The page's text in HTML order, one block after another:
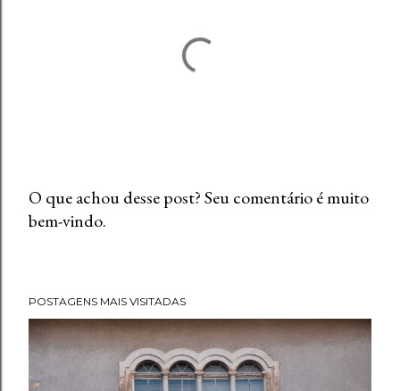
P
a
r
u
m
O que achou desse post? Seu comentário é muito
bem-vindo.
POSTAGENS MAIS VISITADAS